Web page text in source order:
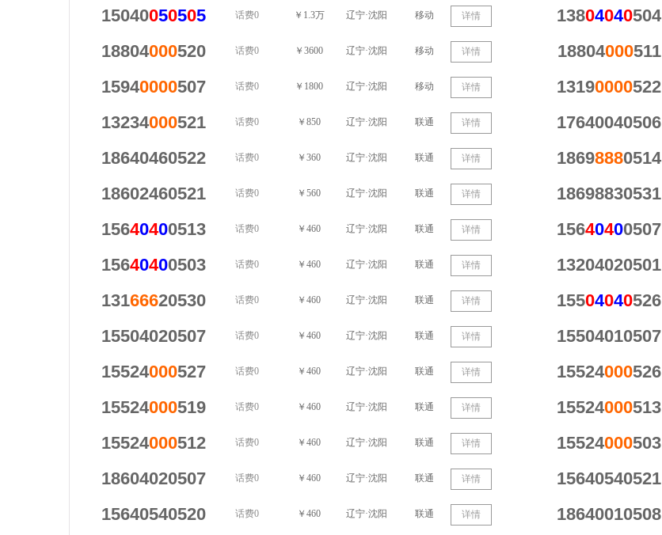
15040050505 话费0 ￥1.3万 辽宁·沈阳 移动 详情 13804040504
18804000520 话费0 ￥3600 辽宁·沈阳 移动 详情 18804000511
15940000507 话费0 ￥1800 辽宁·沈阳 移动 详情 13190000522
13234000521 话费0 ￥850 辽宁·沈阳 联通 详情 17640040506
18640460522 话费0 ￥360 辽宁·沈阳 联通 详情 18698880514
18602460521 话费0 ￥560 辽宁·沈阳 联通 详情 18698830531
15640400513 话费0 ￥460 辽宁·沈阳 联通 详情 15640400507
15640400503 话费0 ￥460 辽宁·沈阳 联通 详情 13204020501
13166620530 话费0 ￥460 辽宁·沈阳 联通 详情 15504040526
15504020507 话费0 ￥460 辽宁·沈阳 联通 详情 15504010507
15524000527 话费0 ￥460 辽宁·沈阳 联通 详情 15524000526
15524000519 话费0 ￥460 辽宁·沈阳 联通 详情 15524000513
15524000512 话费0 ￥460 辽宁·沈阳 联通 详情 15524000503
18604020507 话费0 ￥460 辽宁·沈阳 联通 详情 15640540521
15640540520 话费0 ￥460 辽宁·沈阳 联通 详情 18640010508